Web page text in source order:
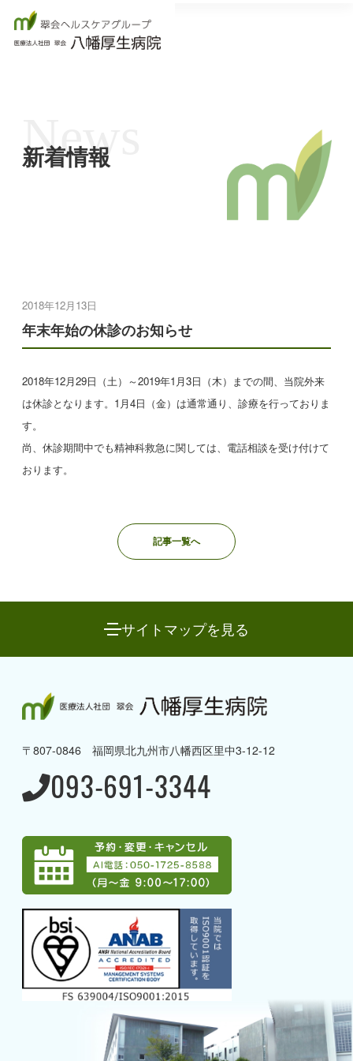
News
新着情報
2018年12月13日
年末年始の休診のお知らせ
2018年12月29日（土）～2019年1月3日（木）までの間、当院外来
は休診となります。1月4日（金）は通常通り、診療を行っておりま
す。
尚、休診期間中でも精神科救急に関しては、電話相談を受け付けて
おります。
記事一覧へ
サイトマップを見る
八幡厚生病院について
→ 病棟のご案内
→ 当院で受けることのできる
専門治療
→ アクセス
→ グループ案内
→ 採用情報
→ 募集職種一覧
→ AI電話
外来のご案内
〒807-0846 福岡県北九州市八幡西区里中3-12-12
093-691-3344